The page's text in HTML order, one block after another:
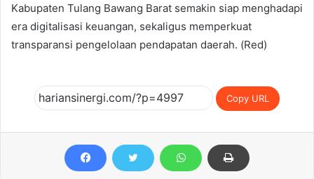
Kabupaten Tulang Bawang Barat semakin siap menghadapi
era digitalisasi keuangan, sekaligus memperkuat
transparansi pengelolaan pendapatan daerah. (Red)
Copy URL